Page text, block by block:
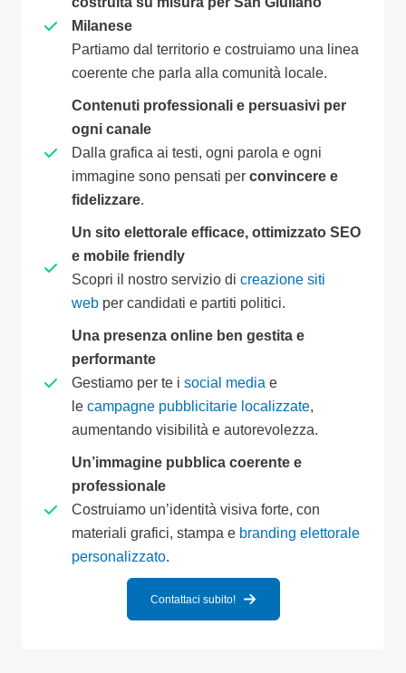
Milanese
Partiamo dal territorio e costruiamo una linea
coerente che parla alla comunità locale.
Contenuti professionali e persuasivi per
ogni canale
Dalla grafica ai testi, ogni parola e ogni
immagine sono pensati per convincere e
fidelizzare.
Un sito elettorale efficace, ottimizzato SEO
e mobile friendly
Scopri il nostro servizio di creazione siti
web per candidati e partiti politici.
Una presenza online ben gestita e
performante
Gestiamo per te i social media e
le campagne pubblicitarie localizzate,
aumentando visibilità e autorevolezza.
Un’immagine pubblica coerente e
professionale
Costruiamo un’identità visiva forte, con
materiali grafici, stampa e branding elettorale
personalizzato.
Contattaci subito!